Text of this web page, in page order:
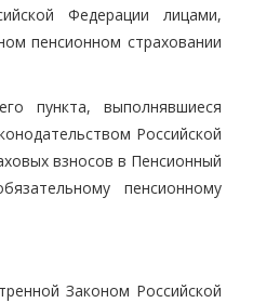
Федерации лицами,
пенсионном страховании
пункта, выполнявшиеся
Российской
взносов в Пенсионный
пенсионному
Законом Российской